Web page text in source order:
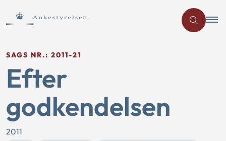
SAGS NR.: 2011-21
Efter
godkendelsen
2011